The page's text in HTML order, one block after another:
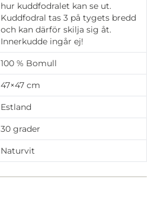
hur kuddfodralet kan se ut.
Kuddfodral tas 3 på tygets bredd
och kan därför skilja sig åt.
Innerkudde ingår ej!
100 % Bomull
47×47 cm
Estland
30 grader
Naturvit